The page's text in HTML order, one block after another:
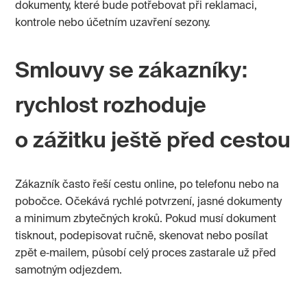
dokumenty, které bude potřebovat při reklamaci,
kontrole nebo účetním uzavření sezony.
Smlouvy se zákazníky:
rychlost rozhoduje
o zážitku ještě před cestou
Zákazník často řeší cestu online, po telefonu nebo na
pobočce. Očekává rychlé potvrzení, jasné dokumenty
a minimum zbytečných kroků. Pokud musí dokument
tisknout, podepisovat ručně, skenovat nebo posílat
zpět e‑mailem, působí celý proces zastarale už před
samotným odjezdem.